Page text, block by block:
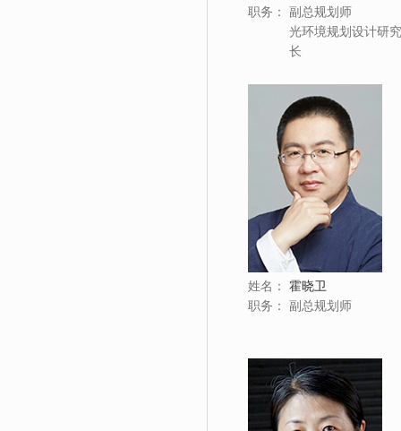
职务：
副总规划师
光环境规划设计研
长
姓名：
职务：
霍晓卫
副总规划师